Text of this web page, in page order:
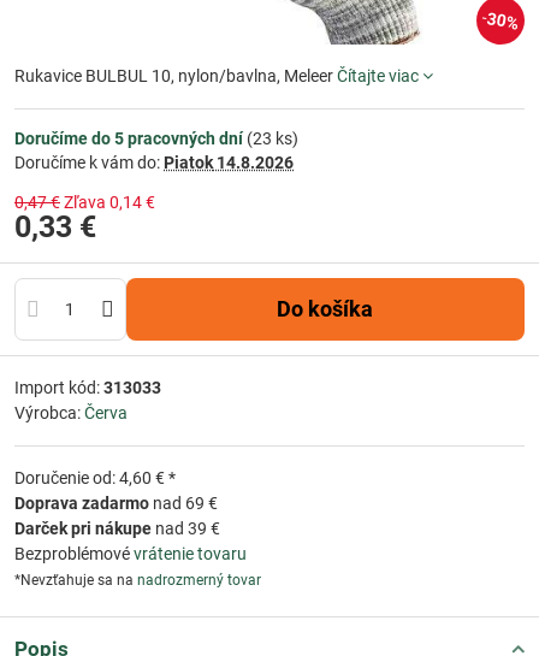
30%
Rukavice BULBUL 10, nylon/bavlna, MeleerČítajte viac
Doručíme do 5 pracovných dní(23 ks)
Doručíme k vám do: Piatok 14.8.2026
0,47 €Zľava 0,14 €
0,33 €
Do košíka
Import kód:313033
Výrobca:Červa
Doručenie od: 4,60 € *
Doprava zadarmo nad 69 €
Darček pri nákupe nad 39 €
Bezproblémovévrátenie tovaru
*Nevzťahuje sa na nadrozmerný tovar
Popis